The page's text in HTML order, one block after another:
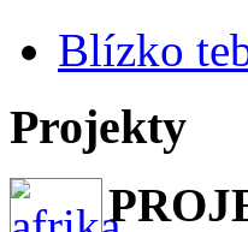
Blízko
Projekty